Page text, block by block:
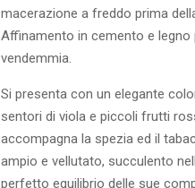
macerazione a freddo prima
Affinamento in cemento e
vendemmia.
Si presenta con un elegante
sentori di viola e piccoli frutti
accompagna la spezia ed il
ampio e vellutato, succulento
perfetto equilibrio delle sue